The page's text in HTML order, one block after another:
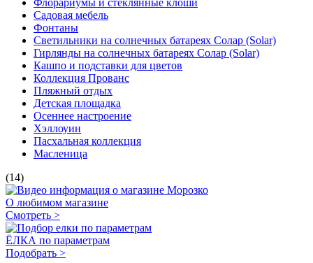
Флорариумы и стеклянные клоши
Садовая мебель
Фонтаны
Светильники на солнечных батареях Солар (Solar)
Гирлянды на солнечных батареях Солар (Solar)
Кашпо и подставки для цветов
Коллекция Прованс
Пляжный отдых
Детская площадка
Осеннее настроение
Хэллоуин
Пасхальная коллекция
Масленица
(14)
О любимом магазине
Смотреть >
ЁЛКА по параметрам
Подобрать >